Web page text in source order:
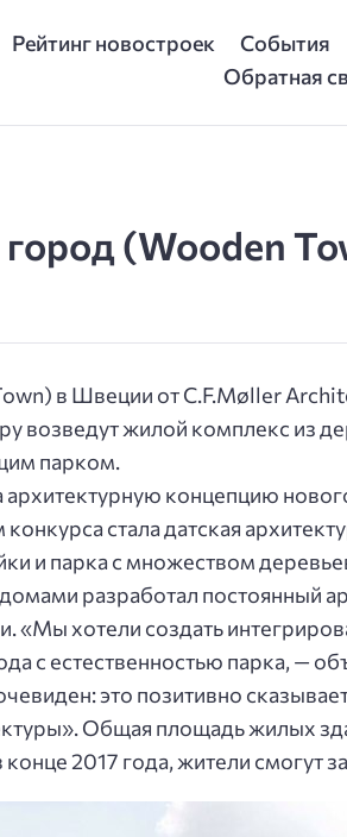
Рейтинг новостроек События
Обратная
(Wooden
в Швеции от C.F.Møller
возведут жилой комплекс из
парком.
архитектурную концепцию
стала датская
и парка с множеством
разработал постоянный
«Мы хотели создать
с естественностью парка, —
это позитивно
Общая площадь жилых
2017 года, жители смогут